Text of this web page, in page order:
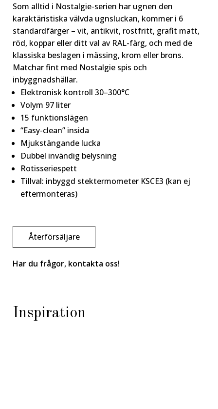
Som alltid i Nostalgie-serien har ugnen den
karaktäristiska välvda ugnsluckan, kommer i 6
standardfärger – vit, antikvit, rostfritt, grafit matt,
röd, koppar eller ditt val av RAL-färg, och med de
klassiska beslagen i mässing, krom eller brons.
Matchar fint med Nostalgie spis och
inbyggnadshällar.
Elektronisk kontroll 30–300°C
Volym 97 liter
15 funktionslägen
“Easy-clean” insida
Mjukstängande lucka
Dubbel invändig belysning
Rotisseriespett
Tillval: inbyggd stektermometer KSCE3 (kan ej
eftermonteras)
Återförsäljare
Har du frågor, kontakta oss!
Inspiration